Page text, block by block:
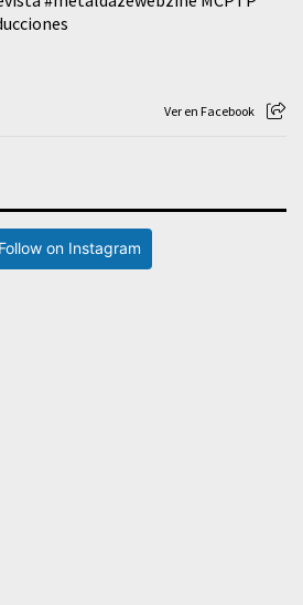
Ver en Facebook
Follow on Instagram